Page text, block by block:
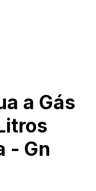
a Gás
- Gn